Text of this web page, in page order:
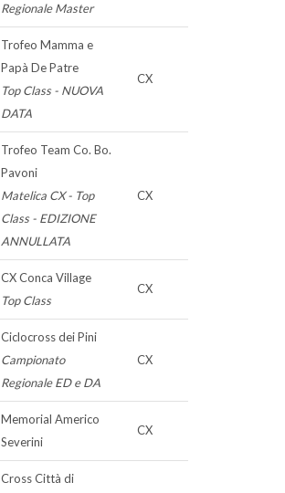
Regionale Master
Trofeo Mamma e
Papà De Patre
Top Class - NUOVA
DATA
CX
Trofeo Team Co. Bo.
Pavoni
Matelica CX - Top
Class - EDIZIONE
ANNULLATA
CX
CX Conca Village
Top Class
CX
Ciclocross dei Pini
Campionato
Regionale ED e DA
CX
Memorial Americo
Severini
CX
Cross Città di